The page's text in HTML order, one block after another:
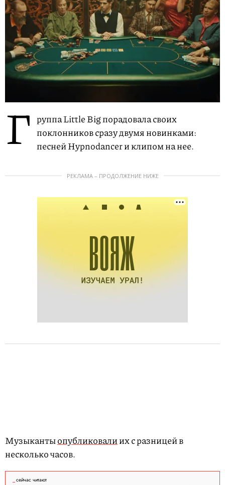
Г руппа Little Big порадовала своих
поклонников сразу двумя новинками:
песней Hypnodancer и клипом на нее.
РЕКЛАМА – ПРОДОЛЖЕНИЕ НИЖЕ
Музыкантыопубликовалиих с разницей в
несколько часов.
сейчас читают